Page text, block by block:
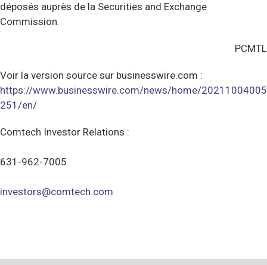
déposés auprès de la Securities and Exchange
Commission.
PCMTL
Voir la version source sur businesswire.com :
https://www.businesswire.com/news/home/20211004005
251/en/
Comtech Investor Relations :
631-962-7005
investors@comtech.com